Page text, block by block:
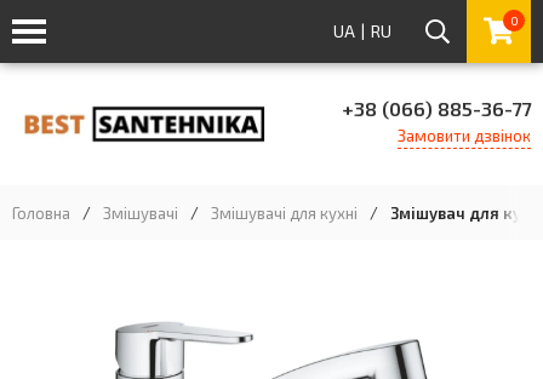
UA | RU 0
+38 (066) 885-36-77
Замовити дзвінок
Головна / Змішувачі / Змішувачі для кухні / Змішувач для